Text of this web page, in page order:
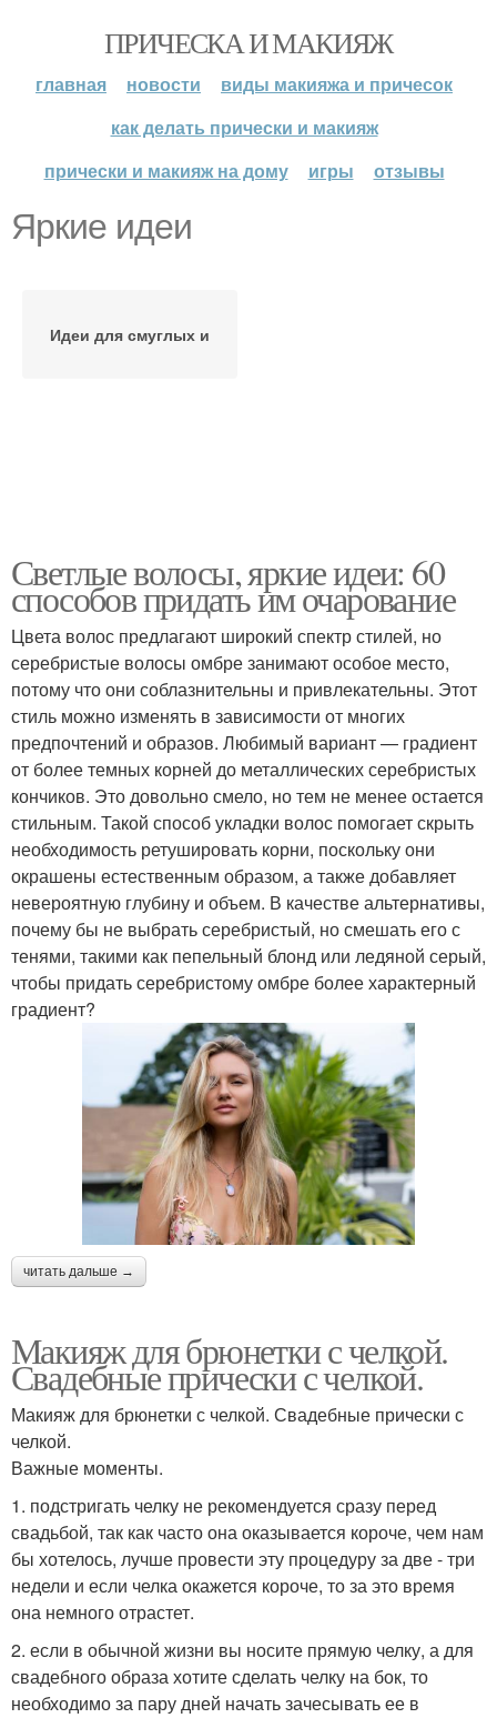
ПРИЧЕСКА И МАКИЯЖ
главная новости
виды макияжа и причесок
как делать прически и макияж
прически и макияж на дому
игры отзывы
Яркие идеи
Идеи для смуглых и
Светлые волосы, яркие идеи: 60
способов придать им очарование
Цвета волос предлагают широкий спектр стилей, но
серебристые волосы омбре занимают особое место,
потому что они соблазнительны и привлекательны. Этот
стиль можно изменять в зависимости от многих
предпочтений и образов. Любимый вариант — градиент
от более темных корней до металлических серебристых
кончиков. Это довольно смело, но тем не менее остается
стильным. Такой способ укладки волос помогает скрыть
необходимость ретушировать корни, поскольку они
окрашены естественным образом, а также добавляет
невероятную глубину и объем. В качестве альтернативы,
почему бы не выбрать серебристый, но смешать его с
тенями, такими как пепельный блонд или ледяной серый,
чтобы придать серебристому омбре более характерный
градиент?
читать дальше →
Макияж для брюнетки с челкой.
Свадебные прически с челкой.
Макияж для брюнетки с челкой. Свадебные прически с
челкой.
Важные моменты.
1. подстригать челку не рекомендуется сразу перед
свадьбой, так как часто она оказывается короче, чем нам
бы хотелось, лучше провести эту процедуру за две - три
недели и если челка окажется короче, то за это время
она немного отрастет.
2. если в обычной жизни вы носите прямую челку, а для
свадебного образа хотите сделать челку на бок, то
необходимо за пару дней начать зачесывать ее в